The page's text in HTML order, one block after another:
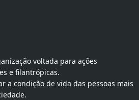
voltada para ações
e filantrópicas.
a condição de vida das pessoas mais